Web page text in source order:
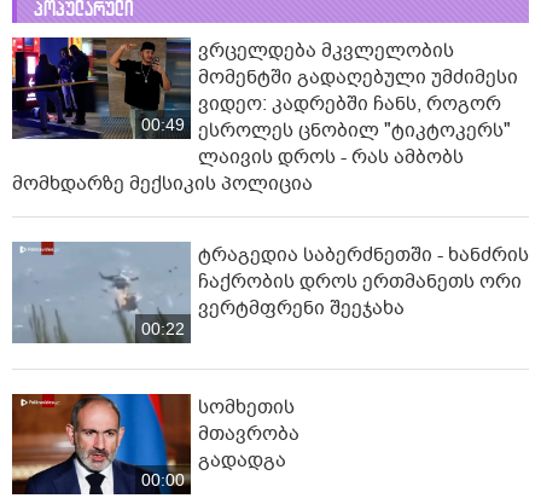
პოპულარული
00:49
ვრცელდება მკვლელობის
მომენტში გადაღებული უმძიმესი
ვიდეო: კადრებში ჩანს, როგორ
ესროლეს ცნობილ "ტიკტოკერს"
ლაივის დროს - რას ამბობს
მომხდარზე მექსიკის პოლიცია
00:22
ტრაგედია საბერძნეთში - ხანძრის
ჩაქრობის დროს ერთმანეთს ორი
ვერტმფრენი შეეჯახა
00:00
სომხეთის
მთავრობა
გადადგა